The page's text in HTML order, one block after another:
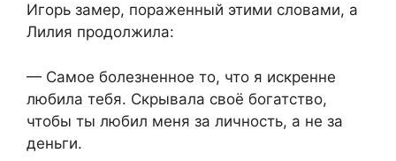
Игорь замер, пораженный этими словами, а
Лилия продолжила:
— Самое болезненное то, что я искренне
любила тебя. Скрывала своё богатство,
чтобы ты любил меня за личность, а не за
деньги.